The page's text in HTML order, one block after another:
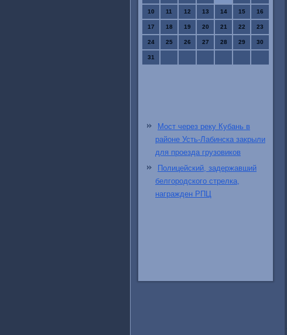
10 11 12 13 14 15 16
17 18 19 20 21 22 23
24 25 26 27 28 29 30
31
Мост через реку Кубань в
районе Усть-Лабинска закрыли
для проезда грузовиков
Полицейский, задержавший
белгородского стрелка,
награжден РПЦ